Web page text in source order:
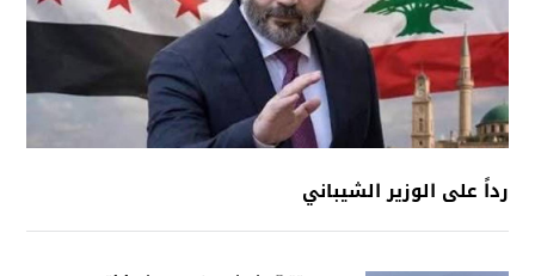
رداً على الوزير الشيباني